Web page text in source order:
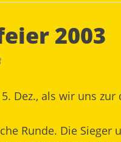
2003
Dez., als wir uns zur
Runde. Die